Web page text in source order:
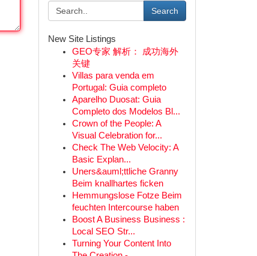
Search
New Site Listings
GEO专家 解析： 成功海外
关键
Villas para venda em
Portugal: Guia completo
Aparelho Duosat: Guia
Completo dos Modelos Bl...
Crown of the People: A
Visual Celebration for...
Check The Web Velocity: A
Basic Explan...
Uners&auml;ttliche Granny
Beim knallhartes ficken
Hemmungslose Fotze Beim
feuchten Intercourse haben
Boost A Business Business :
Local SEO Str...
Turning Your Content Into